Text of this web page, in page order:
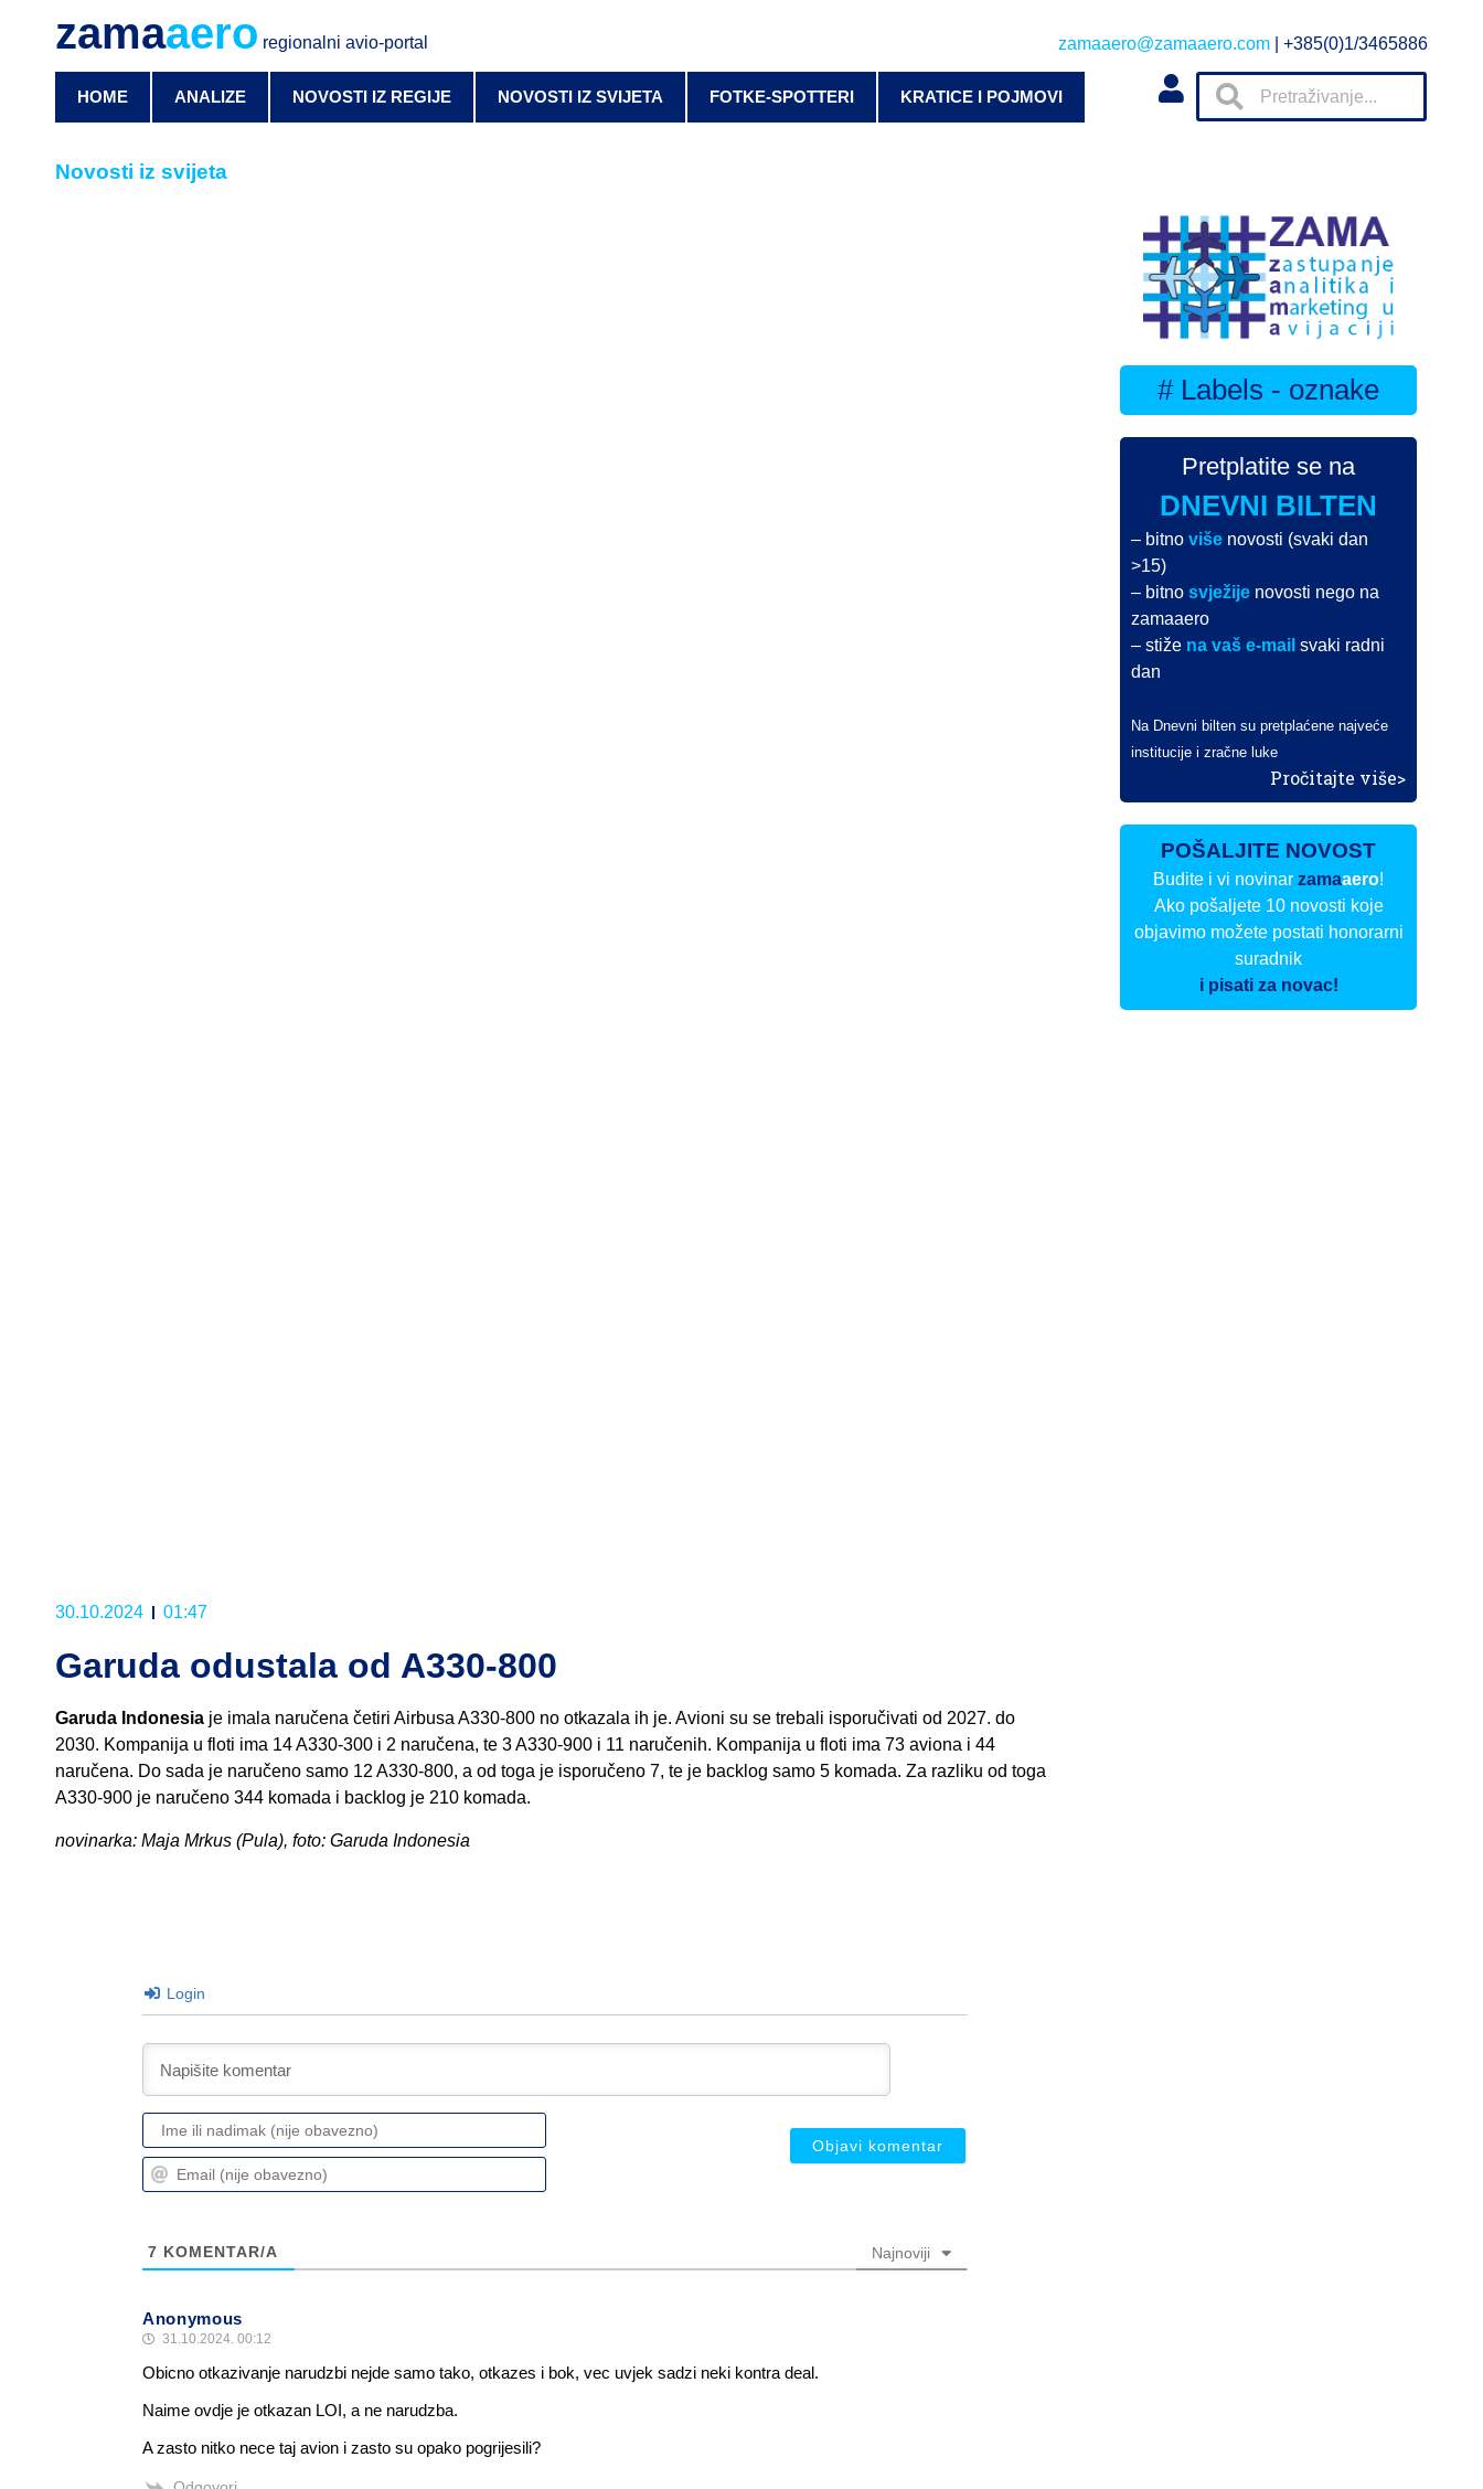
zamaaero regionalni avio-portal zamaaero@zamaaero.com | +385(0)1/3465886
HOME ANALIZE NOVOSTI IZ REGIJE NOVOSTI IZ SVIJETA FOTKE-SPOTTERI KRATICE I POJMOVI
Novosti iz svijeta
30.10.2024 01:47
Garuda odustala od A330-800
Garuda Indonesia je imala naručena četiri Airbusa A330-800 no otkazala ih je. Avioni su se trebali isporučivati od 2027. do
2030. Kompanija u floti ima 14 A330-300 i 2 naručena, te 3 A330-900 i 11 naručenih. Kompanija u floti ima 73 aviona i 44
naručena. Do sada je naručeno samo 12 A330-800, a od toga je isporučeno 7, te je backlog samo 5 komada. Za razliku od toga
A330-900 je naručeno 344 komada i backlog je 210 komada.
novinarka: Maja Mrkus (Pula), foto: Garuda Indonesia
Login
Ime
ili
nadimak
Email
(nije
7 KOMENTAR/A Najnoviji
Anonymous
31.10.2024. 00:12
Obicno otkazivanje narudzbi nejde samo tako, otkazes i bok, vec uvjek sadzi neki kontra deal.
Naime ovdje je otkazan LOI, a ne narudzba.
A zasto nitko nece taj avion i zasto su opako pogrijesili?
# Labels - oznake
Pretplatite se na
DNEVNI BILTEN
– bitnoviše novosti (svaki dan
>15)
– bitnosvježije novosti nego na
zamaaero
– stiže na vaš e-mail svaki radni
dan
Na Dnevni bilten su pretplaćene najveće
institucije i zračne luke
Pročitajte više>
POŠALJITE NOVOST
Budite i vi novinarzamaaero!
Ako pošaljete 10 novosti koje
objavimo možete postati honorarni
suradnik
i pisati za novac!